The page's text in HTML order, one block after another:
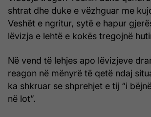
shtrat dhe duke e vëzhguar me
Veshët e ngritur, sytë e hapur
lëvizja e lehtë e kokës tregojnë
Në vend të lehjes apo lëvizjeve
reagon në mënyrë të qetë ndaj
ka shkruar se shprehjet e tij “i
në lot”.